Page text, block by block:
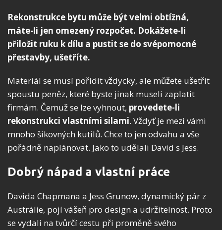
Rekonstrukce bytu může být velmi obtížná,
máte-li jen omezený rozpočet. Dokážete-li
přiložit ruku k dílu a pustit se do svépomocné
přestavby, ušetříte.
Materiál se musí pořídit vždycky, ale můžete ušetřit
spoustu peněz, které byste jinak museli zaplatit
firmám. Čemuž se lze vyhnout, provedete-li
rekonstrukci vlastními silami. Vždyť je mezi vámi
mnoho šikovných kutilů. Chce to jen odvahu a vše
pořádně naplánovat. Jako to udělali David s Jess.
Dobrý nápad a vlastní práce
Davida Chapmana a Jess Grunow, dynamický pár z
Austrálie, pojí vášeň pro design a udržitelnost. Proto
se vydali na tvůrčí cestu při proměně svého